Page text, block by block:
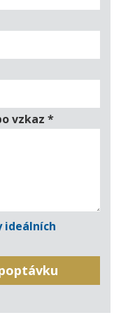
vzkaz *
ideálních